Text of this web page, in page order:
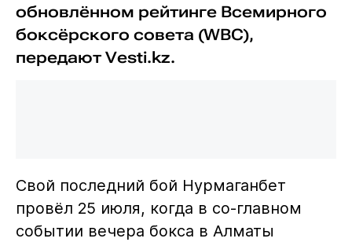
обновлённом рейтинге Всемирного
боксёрского совета (WBC),
передают Vesti.kz.
Свой последний бой Нурмаганбет
провёл 25 июля, когда в со-главном
событии вечера бокса в Алматы